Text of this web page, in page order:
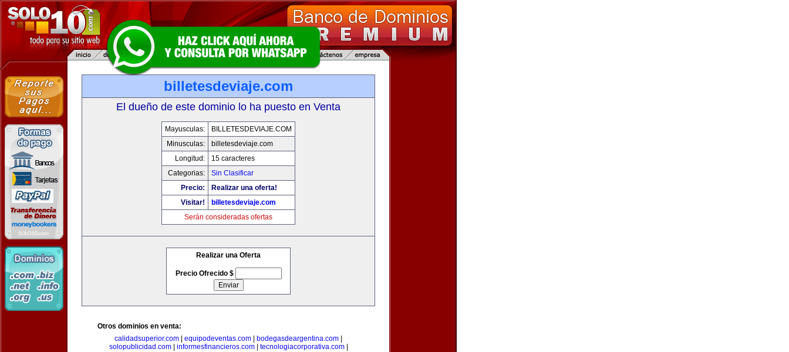
billetesdeviaje.com
El dueño de este dominio lo ha puesto en Venta
Mayusculas:
BILLETESDEVIAJE.COM
Minusculas:
billetesdeviaje.com
Longitud:
15 caracteres
Categorias:
Sin Clasificar
Precio:
Realizar una oferta!
Visitar!
billetesdeviaje.com
Serán consideradas ofertas
Realizar una Oferta
Precio Ofrecido $
Otros dominios en venta:
calidadsuperior.com
equipodeventas.com bodegasdeargentina.com
solopublicidad.com| informesfinancieros.com| tecnologiacorporativa.com|